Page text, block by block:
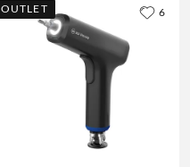
OUTLET 6